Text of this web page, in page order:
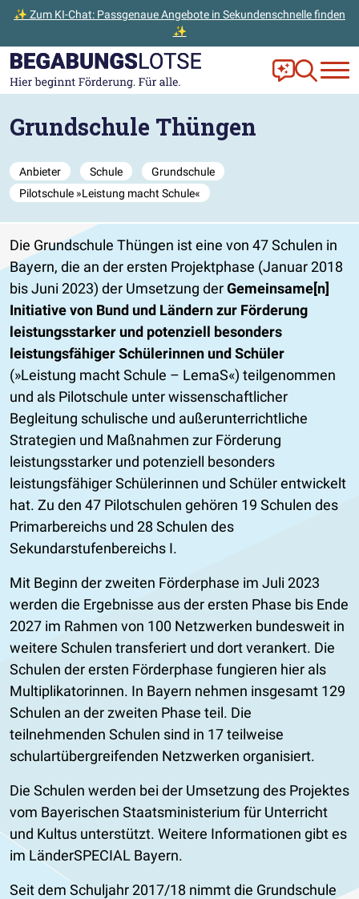
✨ Zum KI-Chat: Passgenaue Angebote in Sekundenschnelle finden
✨
Zum Hauptinhalt der Seite springen
Zur Startseite gehen Frag Ella!
Zur
Grundschule Thüngen
Anbieter Schule
Grundschule
Pilotschule »Leistung macht Schule«
Die Grundschule Thüngen ist eine von 47 Schulen in
Bayern, die an der ersten Projektphase (Januar 2018
bis Juni 2023) der Umsetzung derGemeinsame[n]
Initiative von Bund und Ländern zur Förderung
leistungsstarker und potenziell besonders
leistungsfähiger Schülerinnen und Schüler
(»Leistung macht Schule – LemaS«) teilgenommen
und als Pilotschule unter wissenschaftlicher
Begleitung schulische und außerunterrichtliche
Strategien und Maßnahmen zur Förderung
leistungsstarker und potenziell besonders
leistungsfähiger Schülerinnen und Schüler entwickelt
hat. Zu den 47 Pilotschulen gehören 19 Schulen des
Primarbereichs und 28 Schulen des
Sekundarstufenbereichs I.
Mit Beginn der zweiten Förderphase im Juli 2023
werden die Ergebnisse aus der ersten Phase bis Ende
2027 im Rahmen von 100 Netzwerken bundesweit in
weitere Schulen transferiert und dort verankert. Die
Schulen der ersten Förderphase fungieren hier als
Multiplikatorinnen. In Bayern nehmen insgesamt 129
Schulen an der zweiten Phase teil. Die
teilnehmenden Schulen sind in 17 teilweise
schulartübergreifenden Netzwerken organisiert.
Die Schulen werden bei der Umsetzung des Projektes
vom Bayerischen Staatsministerium für Unterricht
und Kultus unterstützt. Weitere Informationen gibt es
im LänderSPECIAL Bayern.
Seit dem Schuljahr 2017/18 nimmt die Grundschule